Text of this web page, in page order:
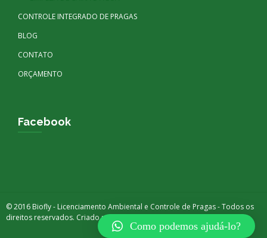
CONTROLE INTEGRADO DE PRAGAS
BLOG
CONTATO
ORÇAMENTO
Facebook
© 2016 Biofly - Licenciamento Ambiental e Controle de Pragas - Todos os
direitos reservados. Criado porDIGITAX BRASIL
Como podemos ajudá-lo?